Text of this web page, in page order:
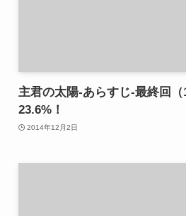
主君の太陽-あらすじ-最終回
23.6%！
2014年12月2日